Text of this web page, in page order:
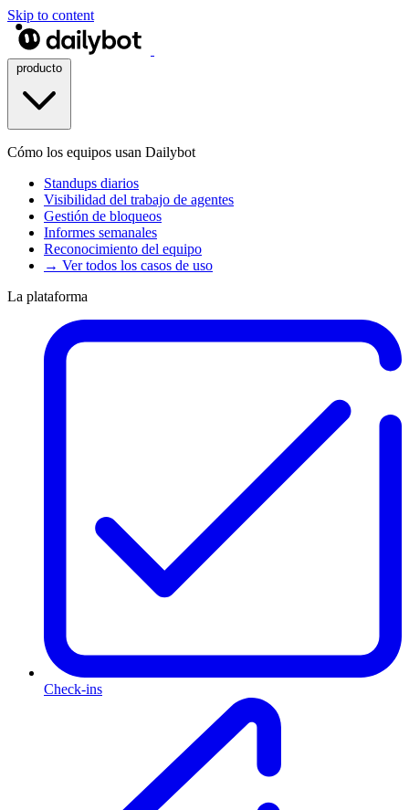
Skip to content
Cómo los equipos usan Dailybot
Standups diarios
Visibilidad del trabajo de agentes
Gestión de bloqueos
Informes semanales
Reconocimiento del equipo
→ Ver todos los casos de uso
La plataforma
Check-ins